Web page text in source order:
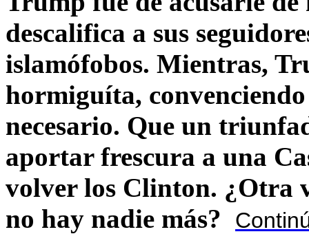
descalifica a sus
islamófobos. Mientras,
hormiguíta,
necesario. Que un
aportar frescura a una
volver los Clinton. ¿Otra
no hay nadie más?